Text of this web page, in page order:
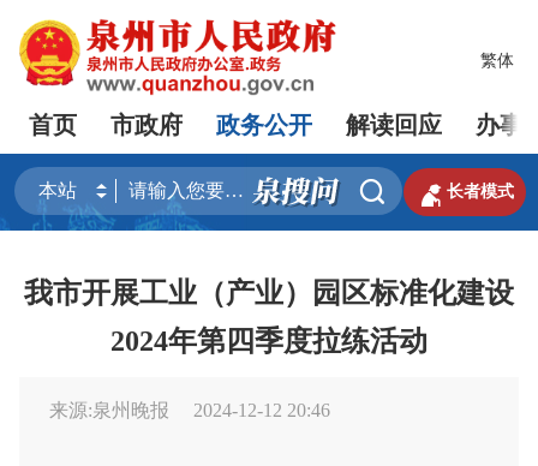
繁体
首页 市政府 政务公开 解读回应 办事
  长者模式
我市开展工业（产业）园区标准化建设
2024年第四季度拉练活动
来源:泉州晚报 2024-12-12 20:46